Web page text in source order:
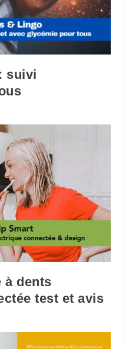
suivi
à dents
test et avis